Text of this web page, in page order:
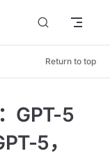
Return to top
GPT-5
5，